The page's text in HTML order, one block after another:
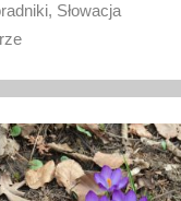
, Słowacja